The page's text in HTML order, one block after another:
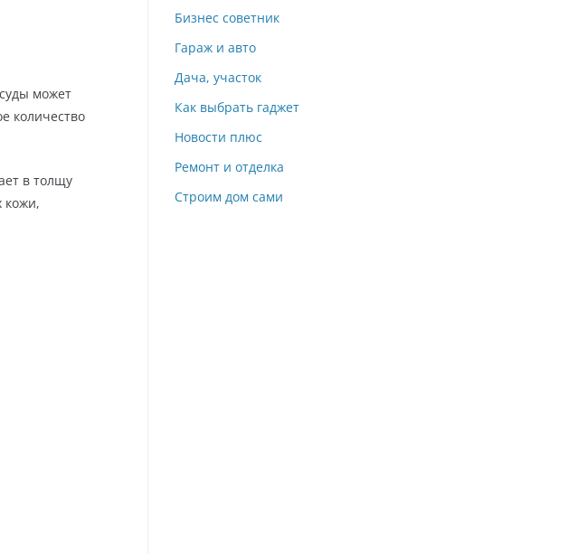
может
количество
в толщу
кожи,
Бизнес советник
Гараж и авто
Дача, участок
Как выбрать гаджет
Новости плюс
Ремонт и отделка
Строим дом сами